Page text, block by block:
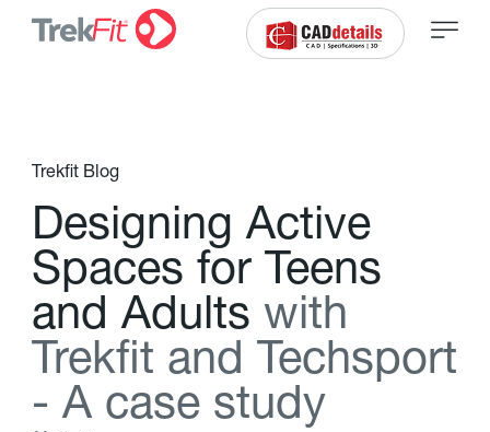
Trekfit Blog
Designing Active
Spaces for Teens
and Adults with
Trekft and Techsport
- A case study